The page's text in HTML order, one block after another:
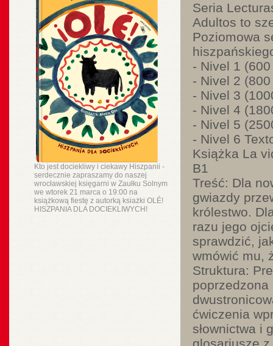
Kto jest dociekliwy i ciekawy Hiszpanii -
serdecznie zapraszamy do naszej
wrocławskiej księgarni w Zaułku Solnym
we wtorek 21 marca o 19:00 na
książkową fiestę z autorką ksiażki OLÉ!
HISZPANIA DLA DOCIEKLIWYCH!
Seria
Adultos to
Poziomowa
- Nivel 1
- Nivel 2
- Nivel 3
- Nivel 4
- Nivel 5
- Nivel 6
Książka La
B1
Treść: Dla
gwiazdy
królestwo.
razu jego
sprawdzić,
wmówić mu,
Struktura:
ćwiczenia
słownictwa i